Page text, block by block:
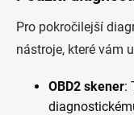
Pro pokročilejší
nástroje, které vám
OBD2 skener: